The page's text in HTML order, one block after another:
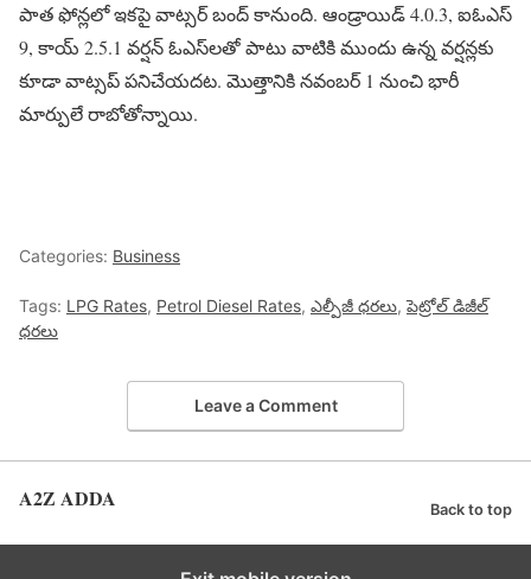
పాత ఫోన్లలో ఇకపై వాట్సర్ బంద్ కానుంది. ఆండ్రాయిడ్ 4.0.3, ఐఓఎస్
9, కాయ్ 2.5.1 వర్షన్ ఓఎస్‌లతో పాటు వాటికి ముందు ఉన్న వర్షన్లకు
కూడా వాట్సప్ పనిచేయదట. మొత్తానికి నవంబర్ 1 నుంచి భారీ
మార్పులే రాబోతోన్నాయి.
Categories: Business
Tags: LPG Rates, Petrol Diesel Rates, ఎల్పీజీ ధరలు,పెట్రోల్ డిజీల్
ధరలు
Leave a Comment
A2Z ADDA Back to top